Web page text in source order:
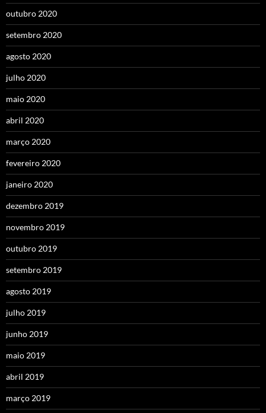
outubro 2020
setembro 2020
agosto 2020
julho 2020
maio 2020
abril 2020
março 2020
fevereiro 2020
janeiro 2020
dezembro 2019
novembro 2019
outubro 2019
setembro 2019
agosto 2019
julho 2019
junho 2019
maio 2019
abril 2019
março 2019